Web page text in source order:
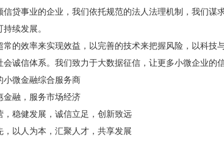
信贷事业的企业，我们依托规范的法人法理机制，我们
续发展。
的效率来实现效益，以完善的技术来把握风险，以科技
会诚信体系。我们致力于大数据征信，让更多小微企业的
小微金融综合服务商
金融，服务市场经济
，稳健发展，诚信立足，创新致远
，以人为本，汇聚人才，共享发展